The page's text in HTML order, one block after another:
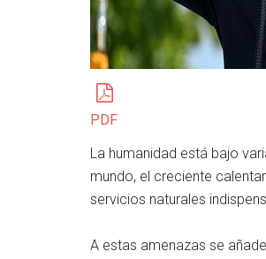
PDF
La humanidad está bajo
mundo, el creciente
servicios naturales
A estas amenazas se